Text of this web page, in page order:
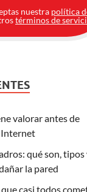
nuestra política
términos de
valorar antes de
qué son, tipos
la pared
casi todos